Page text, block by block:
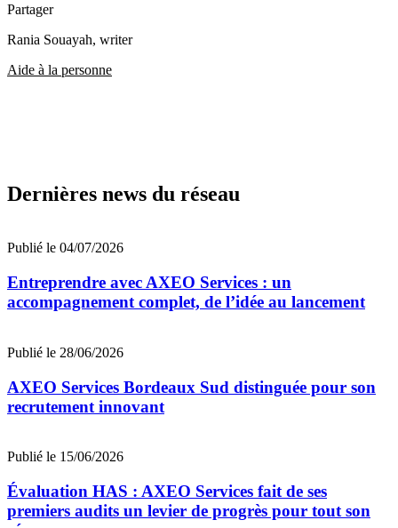
Partager
Rania Souayah, writer
Aide à la personne
Dernières news du réseau
Publié le 04/07/2026
Entreprendre avec AXEO Services : un
accompagnement complet, de l’idée au lancement
Publié le 28/06/2026
AXEO Services Bordeaux Sud distinguée pour son
recrutement innovant
Publié le 15/06/2026
Évaluation HAS : AXEO Services fait de ses
premiers audits un levier de progrès pour tout son